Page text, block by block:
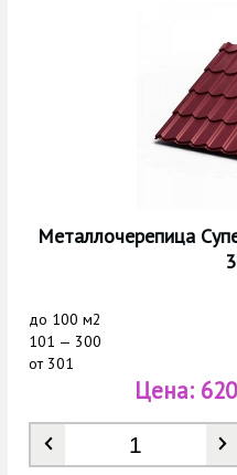
Металлочерепица
до 100 м2
101 — 300
от301
Количество
Цена: